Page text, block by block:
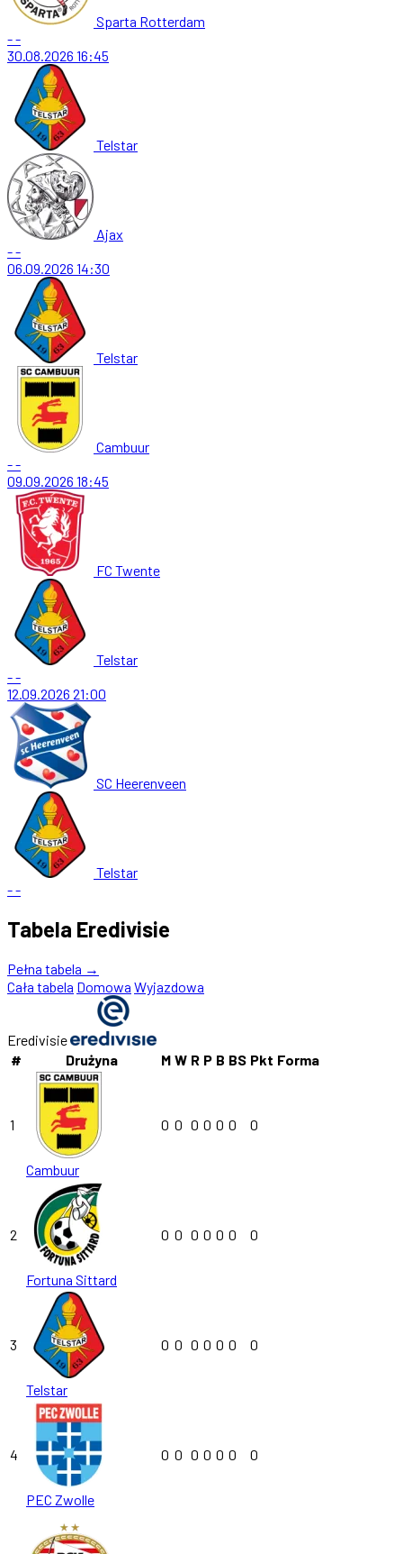
Sparta Rotterdam
--
30.08.2026 16:45
Telstar
Ajax
--
06.09.2026 14:30
Telstar
Cambuur
--
09.09.2026 18:45
FC Twente
Telstar
--
12.09.2026 21:00
SC Heerenveen
Telstar
--
Tabela Eredivisie
Pełna tabela →
Cała tabela Domowa Wyjazdowa
Eredivisie
#
Drużyna M W R P B BS Pkt Forma
1
Cambuur
0 0 0 0 0 0 0
2
Fortuna Sittard
0 0 0 0 0 0 0
3
Telstar
0 0 0 0 0 0 0
4
PEC Zwolle
0 0 0 0 0 0 0